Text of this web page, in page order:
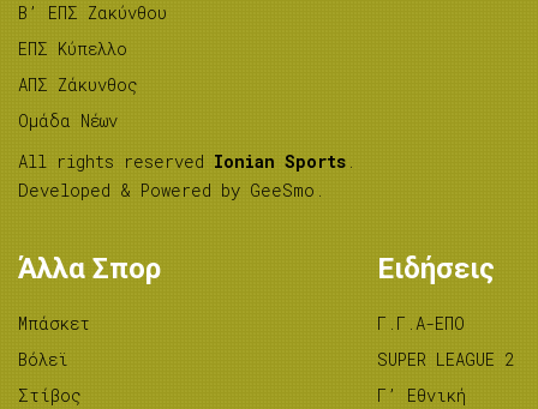
B’ ΕΠΣ Ζακύνθου
ΕΠΣ Κύπελλο
ΑΠΣ Ζάκυνθος
Ομάδα Νέων
All rights reserved Ionian Sports .
Developed & Powered by GeeSmo .
Άλλα Σπορ
Μπάσκετ
Βόλεϊ
Στίβος
Ειδήσεις
Γ.Γ.Α-ΕΠΟ
SUPER LEAGUE 2
Γ’ Εθνική